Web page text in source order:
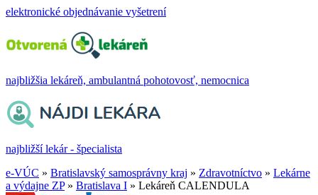
elektronické objednávanie vyšetrení
najbližšia lekáreň, ambulantná pohotovosť, nemocnica
najbližší lekár - špecialista
e-VÚC » Bratislavský samosprávny kraj » Zdravotníctvo » Lekárne
a výdajne ZP» Bratislava I » Lekáreň CALENDULA